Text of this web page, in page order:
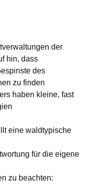
der
hin, dass
des
zu finden
haben kleine, fast
eine waldtypische
für die eigene
zu beachten: